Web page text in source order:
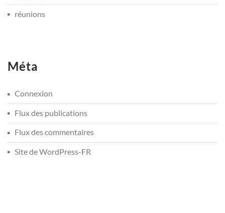
réunions
Méta
Connexion
Flux des publications
Flux des commentaires
Site de WordPress-FR